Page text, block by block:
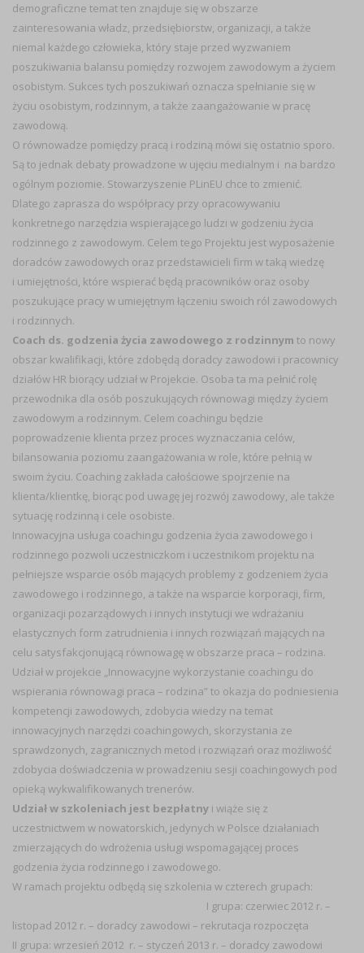
demograficzne temat ten znajduje się w obszarze
zainteresowania władz, przedsiębiorstw, organizacji, a także
niemal każdego człowieka, który staje przed wyzwaniem
poszukiwania balansu pomiędzy rozwojem zawodowym a życiem
osobistym. Sukces tych poszukiwań oznacza spełnianie się w
życiu osobistym, rodzinnym, a także zaangażowanie w pracę
zawodową.
O równowadze pomiędzy pracą i rodziną mówi się ostatnio sporo.
Są to jednak debaty prowadzone w ujęciu medialnym i na bardzo
ogólnym poziomie. Stowarzyszenie PLinEU chce to zmienić.
Dlatego zaprasza do współpracy przy opracowywaniu
konkretnego narzędzia wspierającego ludzi w godzeniu życia
rodzinnego z zawodowym. Celem tego Projektu jest wyposażenie
doradców zawodowych oraz przedstawicieli firm w taką wiedzę
i umiejętności, które wspierać będą pracowników oraz osoby
poszukujące pracy w umiejętnym łączeniu swoich ról zawodowych
i rodzinnych.
Coach ds. godzenia życia zawodowego z rodzinnym to nowy
obszar kwalifikacji, które zdobędą doradcy zawodowi i pracownicy
działów HR biorący udział w Projekcie. Osoba ta ma pełnić rolę
przewodnika dla osób poszukujących równowagi między życiem
zawodowym a rodzinnym. Celem coachingu będzie
poprowadzenie klienta przez proces wyznaczania celów,
bilansowania poziomu zaangażowania w role, które pełnią w
swoim życiu. Coaching zakłada całościowe spojrzenie na
klienta/klientkę, biorąc pod uwagę jej rozwój zawodowy, ale także
sytuację rodzinną i cele osobiste.
Innowacyjna usługa coachingu godzenia życia zawodowego i
rodzinnego pozwoli uczestniczkom i uczestnikom projektu na
pełniejsze wsparcie osób mających problemy z godzeniem życia
zawodowego i rodzinnego, a także na wsparcie korporacji, firm,
organizacji pozarządowych i innych instytucji we wdrażaniu
elastycznych form zatrudnienia i innych rozwiązań mających na
celu satysfakcjonującą równowagę w obszarze praca – rodzina.
Udział w projekcie „Innowacyjne wykorzystanie coachingu do
wspierania równowagi praca – rodzina” to okazja do podniesienia
kompetencji zawodowych, zdobycia wiedzy na temat
innowacyjnych narzędzi coachingowych, skorzystania ze
sprawdzonych, zagranicznych metod i rozwiązań oraz możliwość
zdobycia doświadczenia w prowadzeniu sesji coachingowych pod
opieką wykwalifikowanych trenerów.
Udział w szkoleniach jest bezpłatny i wiąże się z
uczestnictwem w nowatorskich, jedynych w Polsce działaniach
zmierzających do wdrożenia usługi wspomagającej proces
godzenia życia rodzinnego i zawodowego.
W ramach projektu odbędą się szkolenia w czterech grupach:
I grupa: czerwiec 2012 r. –
listopad 2012 r. – doradcy zawodowi – rekrutacja rozpoczęta
II grupa: wrzesień 2012 r. – styczeń 2013 r. – doradcy zawodowi